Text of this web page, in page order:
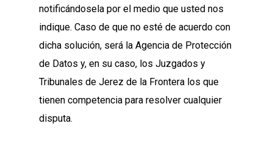
notificándosela por el medio que usted nos
indique. Caso de que no esté de acuerdo con
dicha solución, será la Agencia de Protección
de Datos y, en su caso, los Juzgados y
Tribunales de Jerez de la Frontera los que
tienen competencia para resolver cualquier
disputa.